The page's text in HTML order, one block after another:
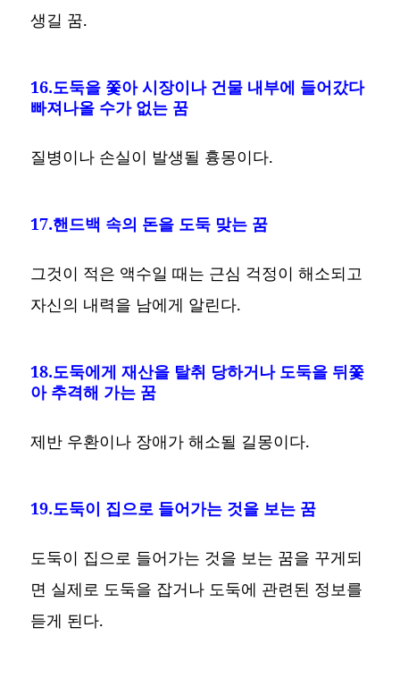
생길 꿈.
16.도둑을 쫓아 시장이나 건물 내부에 들어갔다
빠져나올 수가 없는 꿈
질병이나 손실이 발생될 흉몽이다.
17.핸드백 속의 돈을 도둑 맞는 꿈
그것이 적은 액수일 때는 근심 걱정이 해소되고
자신의 내력을 남에게 알린다.
18.도둑에게 재산을 탈취 당하거나 도둑을 뒤쫓
아 추격해 가는 꿈
제반 우환이나 장애가 해소될 길몽이다.
19.도둑이 집으로 들어가는 것을 보는 꿈
도둑이 집으로 들어가는 것을 보는 꿈을 꾸게되
면 실제로 도둑을 잡거나 도둑에 관련된 정보를
듣게 된다.